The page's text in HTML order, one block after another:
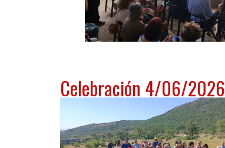
Celebración 4/06/2026